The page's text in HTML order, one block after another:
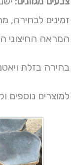
זמינים לבחירה,
המראה החיצוני
בחירה בזלת
למוצרים נוספים